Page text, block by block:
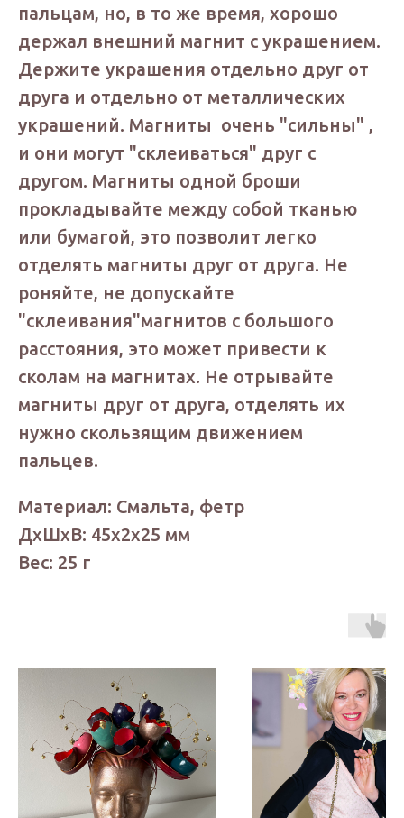
пальцам, но, в то же время, хорошо
держал внешний магнит с украшением.
Держите украшения отдельно друг от
друга и отдельно от металлических
украшений. Магниты очень "сильны" ,
и они могут "склеиваться" друг с
другом. Магниты одной броши
прокладывайте между собой тканью
или бумагой, это позволит легко
отделять магниты друг от друга. Не
роняйте, не допускайте
"склеивания"магнитов с большого
расстояния, это может привести к
сколам на магнитах. Не отрывайте
магниты друг от друга, отделять их
нужно скользящим движением
пальцев.
Материал: Смальта, фетр
ДxШxВ: 45x2x25 мм
Вес: 25 г